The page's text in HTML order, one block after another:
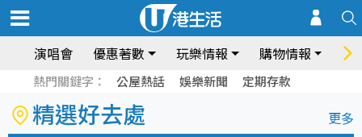
演唱會 優惠著數 玩樂情報 購物情報 飲
熱門關鍵字： 公屋熱話 娛樂新聞 定期存款
精選好去處 更多